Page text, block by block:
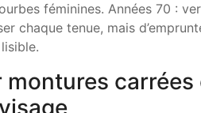
féminines. Années 70 :
chaque tenue, mais